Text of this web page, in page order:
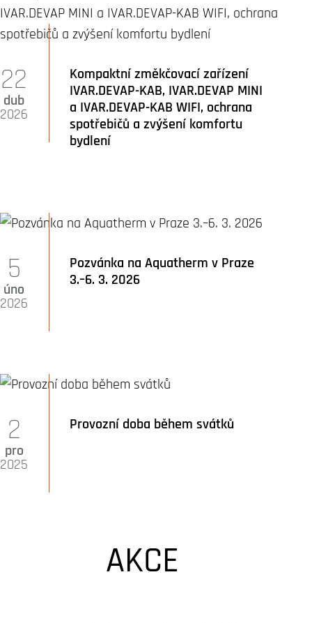
Kompaktní změkčovací zařízení
IVAR.DEVAP-KAB, IVAR.DEVAP MINI
a IVAR.DEVAP-KAB WIFI, ochrana
spotřebičů a zvýšení komfortu
bydlení
22
dub
2026
Pozvánka na Aquatherm v Praze
3.–6. 3. 2026
5
úno
2026
Provozní doba během svátků
2
pro
2025
AKCE